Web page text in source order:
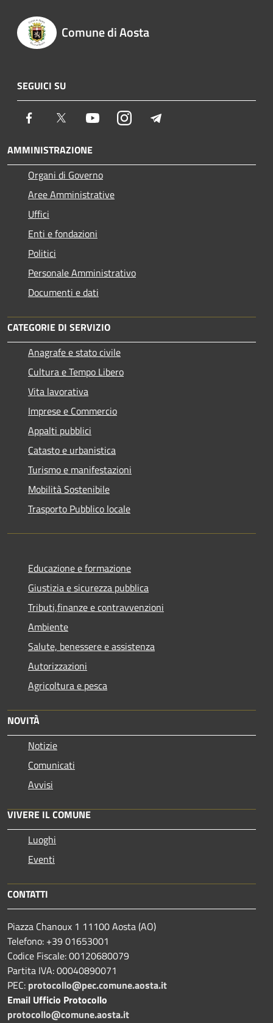
Comune di Aosta
SEGUICI SU
Facebook Twitter YoutubeInstagram
AMMINISTRAZIONE
Organi di Governo
Aree Amministrative
Uffici
Enti e fondazioni
Politici
Personale Amministrativo
Documenti e dati
CATEGORIE DI SERVIZIO
Anagrafe e stato civile
Cultura e Tempo Libero
Vita lavorativa
Imprese e Commercio
Appalti pubblici
Catasto e urbanistica
Turismo e manifestazioni
Mobilità Sostenibile
Trasporto Pubblico locale
Educazione e formazione
Giustizia e sicurezza pubblica
Tributi,finanze e contravvenzioni
Ambiente
Salute, benessere e assistenza
Autorizzazioni
Agricoltura e pesca
NOVITÀ
Notizie
Comunicati
Avvisi
VIVERE IL COMUNE
Luoghi
Eventi
CONTATTI
Piazza Chanoux 1 11100 Aosta (AO)
Telefono: +39 01653001
Codice Fiscale: 00120680079
Partita IVA: 00040890071
PEC: protocollo@pec.comune.aosta.it
Email Ufficio Protocollo
protocollo@comune.aosta.it